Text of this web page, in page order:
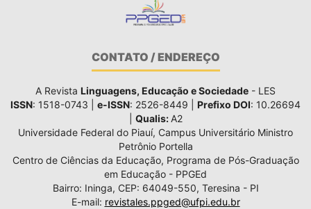
CONTATO / ENDEREÇO
A Revista Linguagens, Educação e Sociedade - LES
ISSN: 1518-0743 | e-ISSN: 2526-8449 | Prefixo DOI: 10.26694
Qualis: A2
Universidade Federal do Piauí, Campus Universitário Ministro
Petrônio Portella
Centro de Ciências da Educação, Programa de Pós-Graduação
em Educação - PPGEd
Bairro: Ininga, CEP: 64049-550, Teresina - PI
E-mail: revistales.ppged@ufpi.edu.br